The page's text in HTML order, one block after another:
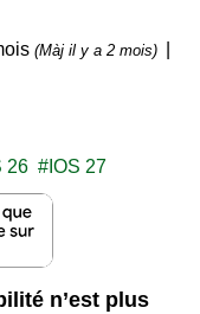
(Màj il y a 2 mois)
26 IOS 27
n’est plus